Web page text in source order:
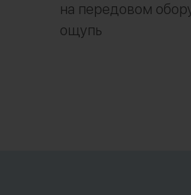
на передовом
ощупь